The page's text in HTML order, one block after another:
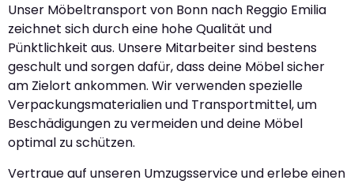
Unser Möbeltransport von Bonn nach Reggio Emilia
zeichnet sich durch eine hohe Qualität und
Pünktlichkeit aus. Unsere Mitarbeiter sind bestens
geschult und sorgen dafür, dass deine Möbel sicher
am Zielort ankommen. Wir verwenden spezielle
Verpackungsmaterialien und Transportmittel, um
Beschädigungen zu vermeiden und deine Möbel
optimal zu schützen.
Vertraue auf unseren Umzugsservice und erlebe einen